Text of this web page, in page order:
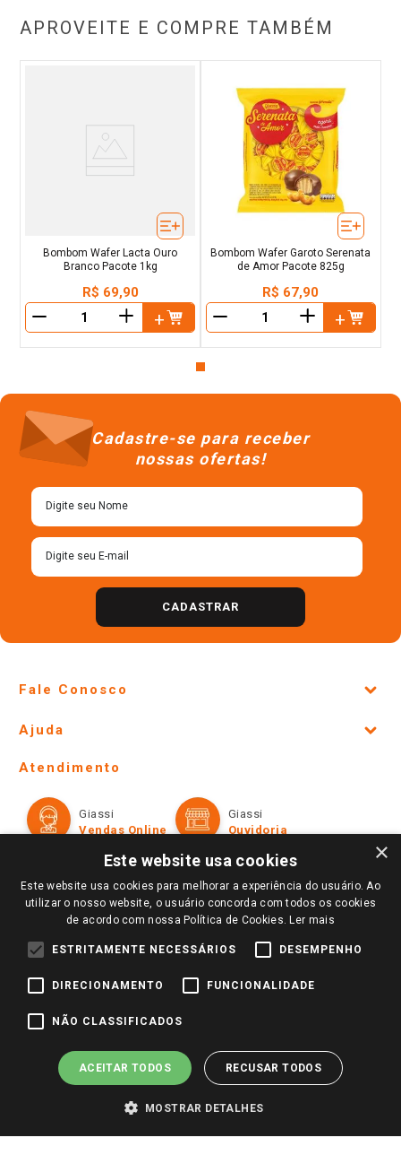
APROVEITE E COMPRE TAMBÉM
Bombom Wafer Lacta Ouro
Branco Pacote 1kg
R$ 69,90
＋
Bombom Wafer Garoto Serenata
de Amor Pacote 825g
R$ 67,90
＋
Cadastre-se para receber
nossas ofertas!
CADASTRAR
Fale Conosco
Lojas Físicas e Horários
Ofertas
Televendas
Perguntas frequentes
Trabalhe Conosco
Identidade Visual
Ajuda
Formas de Pagamento
Políticas de entrega
Trocas e Devoluções
Atendimento
Giassi
Vendas Online
Giassi
Ouvidoria
Redes Sociais
Pagamento e Segurança
×
Este website usa cookies
Este website usa cookies para melhorar a experiência do usuário. Ao
utilizar o nosso website, o usuário concorda com todos os cookies
de acordo com nossa Política de Cookies. Ler mais
ESTRITAMENTE NECESSÁRIOS DESEMPENHO
DIRECIONAMENTO FUNCIONALIDADE
NÃO CLASSIFICADOS
ACEITAR TODOS RECUSAR TODOS
MOSTRAR DETALHES